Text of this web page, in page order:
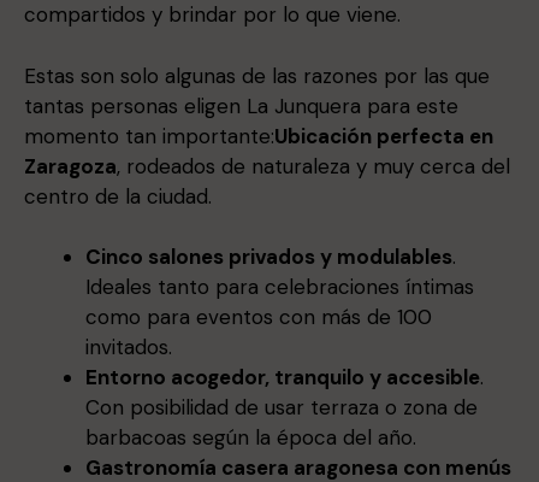
compartidos y brindar por lo que viene.
Estas son solo algunas de las razones por las que
tantas personas eligen La Junquera para este
momento tan importante:Ubicación perfecta en
Zaragoza, rodeados de naturaleza y muy cerca del
centro de la ciudad.
Cinco salones privados y modulables.
Ideales tanto para celebraciones íntimas
como para eventos con más de 100
invitados.
Entorno acogedor, tranquilo y accesible.
Con posibilidad de usar terraza o zona de
barbacoas según la época del año.
Gastronomía casera aragonesa con menús